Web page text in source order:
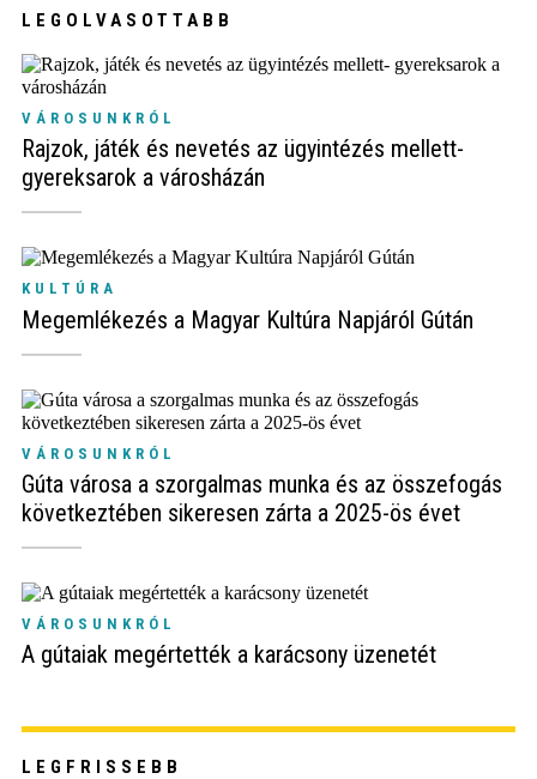
LEGOLVASOTTABB
VÁROSUNKRÓL
Rajzok, játék és nevetés az ügyintézés mellett-
gyereksarok a városházán
KULTÚRA
Megemlékezés a Magyar Kultúra Napjáról Gútán
VÁROSUNKRÓL
Gúta városa a szorgalmas munka és az összefogás
következtében sikeresen zárta a 2025-ös évet
VÁROSUNKRÓL
A gútaiak megértették a karácsony üzenetét
LEGFRISSEBB